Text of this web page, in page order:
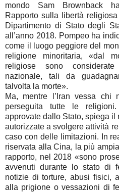
mondo Sam Brownback
Rapporto sulla libertà
Dipartimento di Stato degli
all’anno 2018. Pompeo ha
come il luogo peggiore del
religione minoritaria, «dal
religiose sono
nazionale, tali da
talvolta la morte».
Ma, mentre l’Iran vessa chi
perseguita tutte le
approvate dallo Stato, spiega il
autorizzate a svolgere attività
caso con delle limitazioni. In
riservata alla Cina, la più
rapporto, nel 2018 «sono
avvenuti durante lo stato di
notizie di torture, abusi fisici,
alla prigione o vessazioni di